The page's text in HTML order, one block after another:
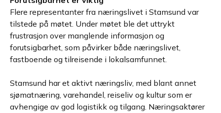
Flere representanter fra næringslivet i Stamsund var
tilstede på møtet. Under møtet ble det uttrykt
frustrasjon over manglende informasjon og
forutsigbarhet, som påvirker både næringslivet,
fastboende og tilreisende i lokalsamfunnet.
Stamsund har et aktivt næringsliv, med blant annet
sjømatnæring, varehandel, reiseliv og kultur som er
avhengige av god logistikk og tilgang. Næringsaktører